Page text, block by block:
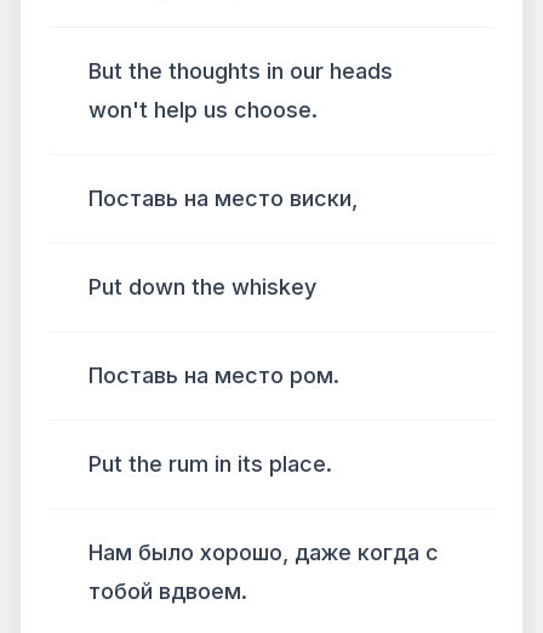
But the thoughts in our heads
won't help us choose.
Поставь на место виски,
Put down the whiskey
Поставь на место ром.
Put the rum in its place.
Нам было хорошо, даже когда с
тобой вдвоем.